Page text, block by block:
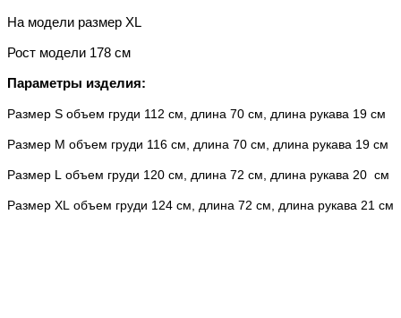
На модели размер XL
Рост модели 178 см
Параметры изделия:
Размер S объем груди 112 см, длина 70 см, длина рукава 19 см
Размер M объем груди 116 см, длина 70 см, длина рукава 19 см
Размер L объем груди 120 см, длина 72 см, длина рукава 20 см
Размер XL объем груди 124 см, длина 72 см, длина рукава 21 см